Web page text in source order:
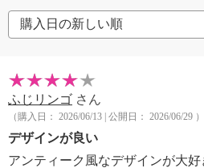
ふじリンゴ さん
（購入日： 2026/06/13 | 公開日： 2026/06/29 ）
デザインが良い
アンティーク風なデザインが大